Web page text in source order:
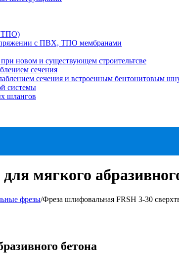
ТПО)
с ПВХ, ТПО мембранами
новом и существующем строительтсве
сечения
сечения и встроенным бентонитовым
системы
шлангов
мягкого
фрезы/Фреза шлифовальная FRSH 3-30
бетона